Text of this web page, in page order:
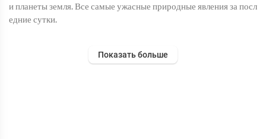
и планеты земля. Все самые ужасные природные явления за посл
едние сутки.
Telegram: https://t.me/joinchat/AAAAAFSLtWuTV76PCkFUs
Показать больше